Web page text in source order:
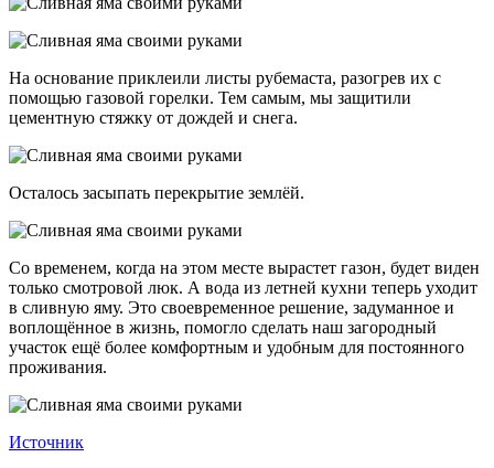
На основание приклеили листы рубемаста, разогрев их с
помощью газовой горелки. Тем самым, мы защитили
цементную стяжку от дождей и снега.
Осталось засыпать перекрытие землёй.
Со временем, когда на этом месте вырастет газон, будет виден
только смотровой люк. А вода из летней кухни теперь уходит
в сливную яму. Это своевременное решение, задуманное и
воплощённое в жизнь, помогло сделать наш загородный
участок ещё более комфортным и удобным для постоянного
проживания.
Источник